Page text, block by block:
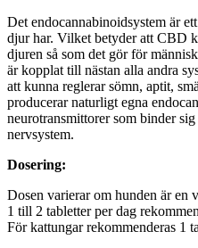
Det endocannabinoidsystem är
djur har. Vilket betyder att CBD
djuren så som det gör för
är kopplat till nästan alla andra
att kunna reglerar sömn, aptit,
producerar naturligt egna
neurotransmittorer som binder
nervsystem.
Dosering:
Dosen varierar om hunden är en
1 till 2 tabletter per dag
För kattungar rekommenderas 1